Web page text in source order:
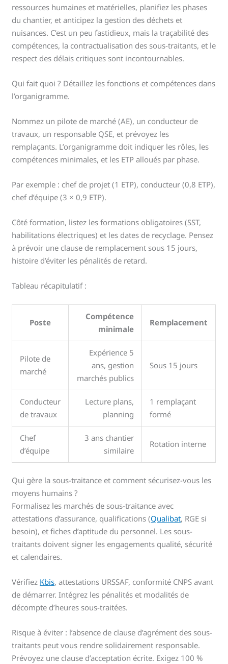
ressources humaines et matérielles, planifiez les phases
du chantier, et anticipez la gestion des déchets et
nuisances. C’est un peu fastidieux, mais la traçabilité des
compétences, la contractualisation des sous-traitants, et le
respect des délais critiques sont incontournables.
Qui fait quoi ? Détaillez les fonctions et compétences dans
l’organigramme.
Nommez un pilote de marché (AE), un conducteur de
travaux, un responsable QSE, et prévoyez les
remplaçants. L’organigramme doit indiquer les rôles, les
compétences minimales, et les ETP alloués par phase.
Par exemple : chef de projet (1 ETP), conducteur (0,8 ETP),
chef d’équipe (3 × 0,9 ETP).
Côté formation, listez les formations obligatoires (SST,
habilitations électriques) et les dates de recyclage. Pensez
à prévoir une clause de remplacement sous 15 jours,
histoire d’éviter les pénalités de retard.
Tableau récapitulatif :
Poste
Compétence
minimale
Remplacement
Pilote de
marché
Expérience 5
ans, gestion
marchés publics
Sous 15 jours
Conducteur
de travaux
Lecture plans,
planning
1 remplaçant
formé
Chef
d’équipe
3 ans chantier
similaire
Rotation interne
Qui gère la sous-traitance et comment sécurisez-vous les
moyens humains ?
Formalisez les marchés de sous-traitance avec
attestations d’assurance, qualifications (Qualibat, RGE si
besoin), et fiches d’aptitude du personnel. Les sous-
traitants doivent signer les engagements qualité, sécurité
et calendaires.
Vérifiez Kbis, attestations URSSAF, conformité CNPS avant
de démarrer. Intégrez les pénalités et modalités de
décompte d’heures sous-traitées.
Risque à éviter : l’absence de clause d’agrément des sous-
traitants peut vous rendre solidairement responsable.
Prévoyez une clause d’acceptation écrite. Exigez 100 %